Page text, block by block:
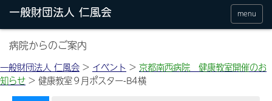
menu
病院からのご案内
一般財団法人 仁風会 > イベント > 京都南西病院 健康教室開催のお
知らせ > 健康教室９月ポスター-B4横